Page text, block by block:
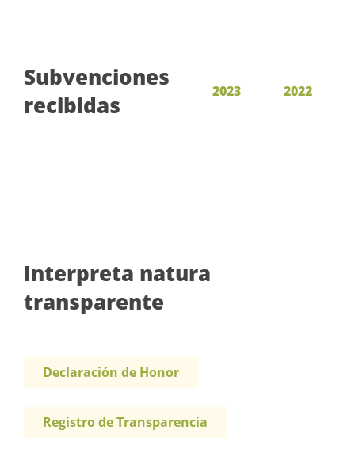
Subvenciones
recibidas
2023 2022
Interpreta natura
transparente
Declaración de Honor
Registro de Transparencia